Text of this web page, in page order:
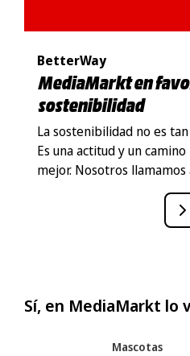
BetterWay
MediaMarkt en
sostenibilidad
La sostenibilidad no es
Es una actitud y un
mejor. Nosotros llamamos
Sí, en MediaMarkt lo
Mascotas